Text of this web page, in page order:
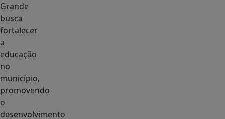
Grande
busca
fortalecer
a
educação
no
município,
promovendo
o
desenvolvimento